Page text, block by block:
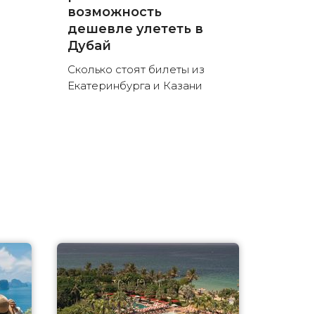
возможность
дешевле улететь в
Дубай
Сколько стоят билеты из
Екатеринбурга и Казани